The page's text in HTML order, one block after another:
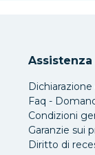
Assistenza
Faq -
Condizioni
Garanzie sui
Diritto di